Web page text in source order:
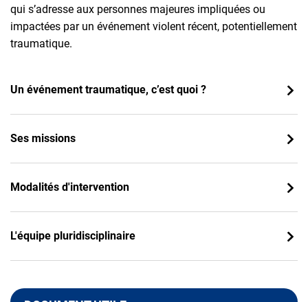
qui s’adresse aux personnes majeures impliquées ou
impactées par un événement violent récent, potentiellement
traumatique.
Un événement traumatique, c’est quoi ?
Ses missions
Modalités d'intervention
L'équipe pluridisciplinaire